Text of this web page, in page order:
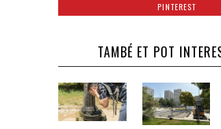
PINTEREST
TAMBÉ ET POT